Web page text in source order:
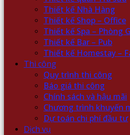
Thiết kế Nhà Hàng
Thiết kế Shop – Office
Thiết kế Spa – Phòng
Thiết kế Bar – Pub
Thiết kế Homestay –
Thi công
Quy trình thi công
Báo giá thi công
Chính sách và hậu mãi
Chương trình khuyến
Dự toán chi phí đầu tư
Dịch vụ